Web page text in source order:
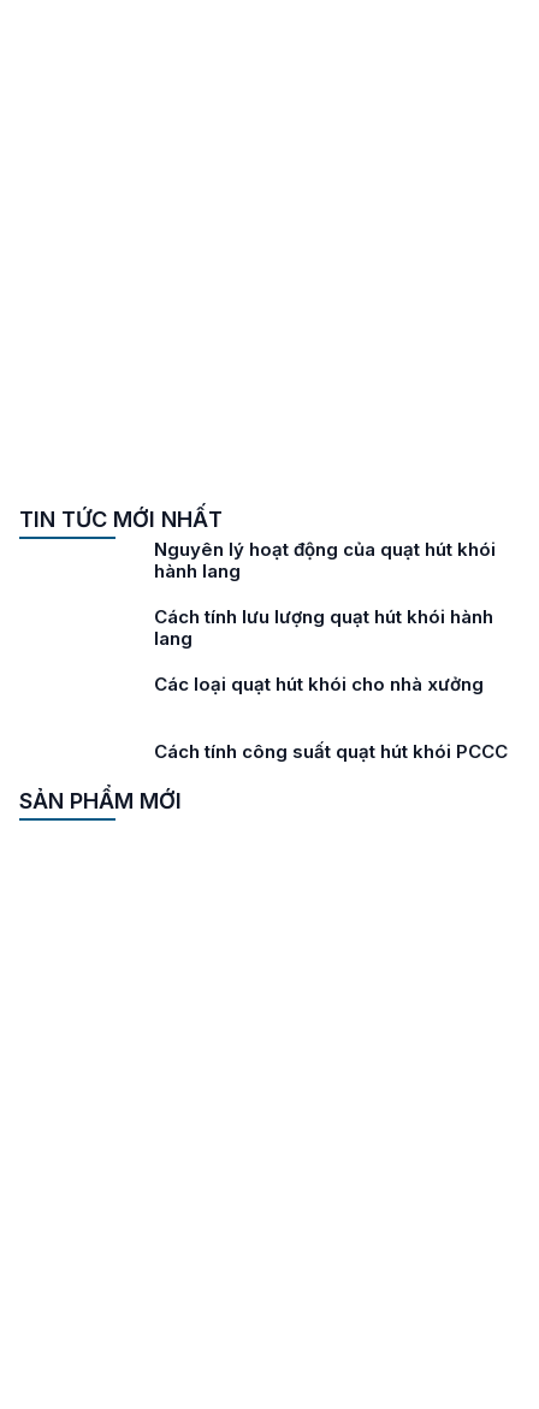
TIN TỨC MỚI NHẤT
Nguyên lý hoạt động của quạt hút khói
hành lang
Cách tính lưu lượng quạt hút khói hành
lang
Các loại quạt hút khói cho nhà xưởng
Cách tính công suất quạt hút khói PCCC
SẢN PHẨM MỚI